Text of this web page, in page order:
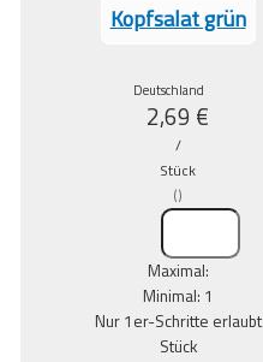
Kopfsalat grün
Deutschland
2,69 €
/
Stück
()
Maximal:
Minimal: 1
Nur 1 er-Schritte erlaubt
Stück